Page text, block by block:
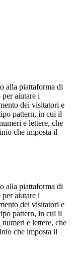
alla piattaforma di
aiutare i
dei visitatori e
pattern, in cui il
e lettere, che
che imposta il
alla piattaforma di
aiutare i
dei visitatori e
pattern, in cui il
e lettere, che
che imposta il